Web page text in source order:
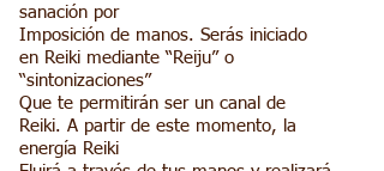
sanación por
Imposición de manos. Serás iniciado
en Reiki mediante “Reiju” o
“sintonizaciones”
Que te permitirán ser un canal de
Reiki. A partir de este momento, la
energía Reiki